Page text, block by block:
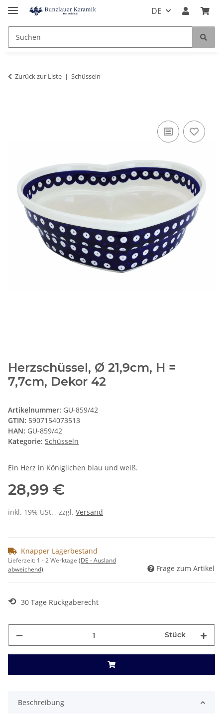
DE
Zurück zur Liste Schüsseln
Herzschüssel, Ø 21,9cm, H =
7,7cm, Dekor 42
Artikelnummer: GU-859/42
GTIN: 5907154073513
HAN: GU-859/42
Kategorie: Schüsseln
Ein Herz in Königlichen blau und weiß.
28,99 €
inkl. 19% USt. , zzgl. Versand
Knapper Lagerbestand
Lieferzeit: 1 - 2 Werktage (DE - Ausland
abweichend)
Frage zum Artikel
⟲ 30 Tage Rückgaberecht
Stück
Beschreibung